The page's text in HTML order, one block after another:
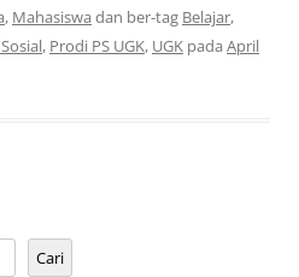
, Mahasiswa dan ber-tag Belajar,
, Prodi PS UGK, UGK pada April
Cari